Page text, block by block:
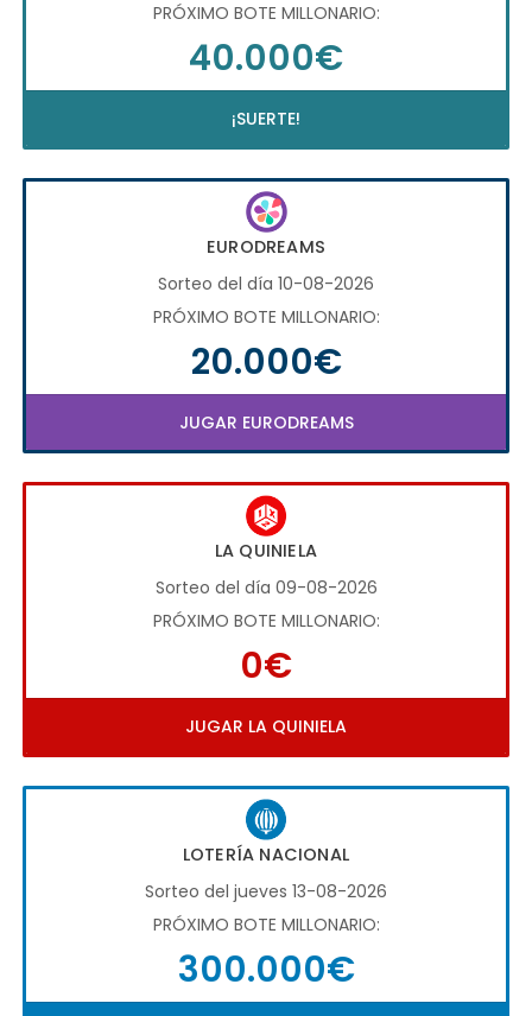
PRÓXIMO BOTE MILLONARIO:
40.000€
¡SUERTE!
EURODREAMS
Sorteo del día 10-08-2026
PRÓXIMO BOTE MILLONARIO:
20.000€
JUGAR EURODREAMS
LA QUINIELA
Sorteo del día 09-08-2026
PRÓXIMO BOTE MILLONARIO:
0€
JUGAR LA QUINIELA
LOTERÍA NACIONAL
Sorteo del jueves 13-08-2026
PRÓXIMO BOTE MILLONARIO:
300.000€